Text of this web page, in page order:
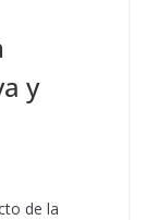
y
de la